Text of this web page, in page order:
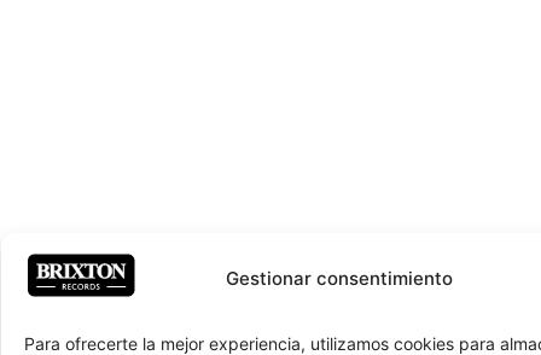
Gestionar consentimiento
Para ofrecerte la mejor experiencia, utilizamos cookies para